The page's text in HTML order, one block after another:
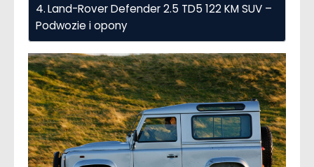
Land-Rover Defender 2.5 TD5 122 KM SUV –
Podwozie i opony